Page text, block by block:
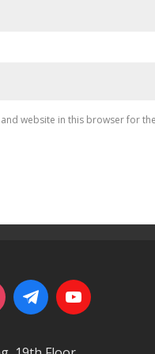
and website in this browser for